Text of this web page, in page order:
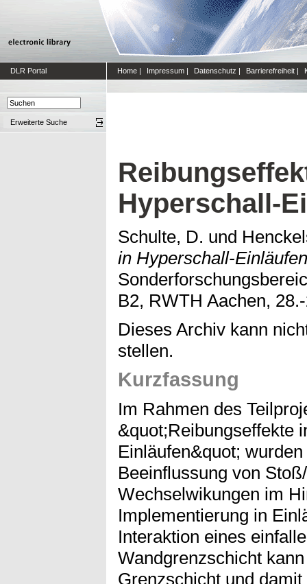
DLR Portal Home | Impressum | Datenschutz | Barrierefreiheit |
Erweiterte Suche
Hyperschall-
Schulte, D. und
in Hyperschall-
B2, RWTH Aachen,
Dieses Archiv kann
stellen.
Kurzfassung
Im Rahmen des
&quot;Reibungseffekte
Einläufen&quot;
Beeinflussung von
Wechselwikungen im
Implementierung in
Interaktion eines
Wandgrenzschicht
Grenzschicht und